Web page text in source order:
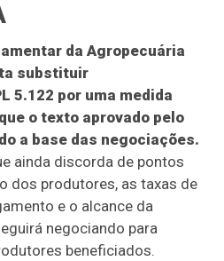
da Agropecuária
substituir
5.122 por uma medida
o texto aprovado pelo
a base das negociações.
ainda discorda de pontos
dos produtores, as taxas de
e o alcance da
negociando para
beneficiados.